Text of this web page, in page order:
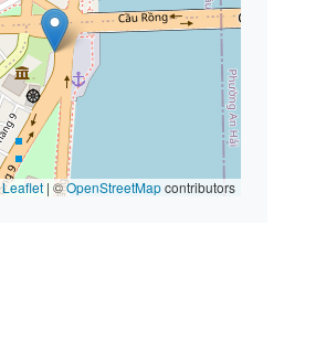
Leaflet | ©OpenStreetMapcontributors